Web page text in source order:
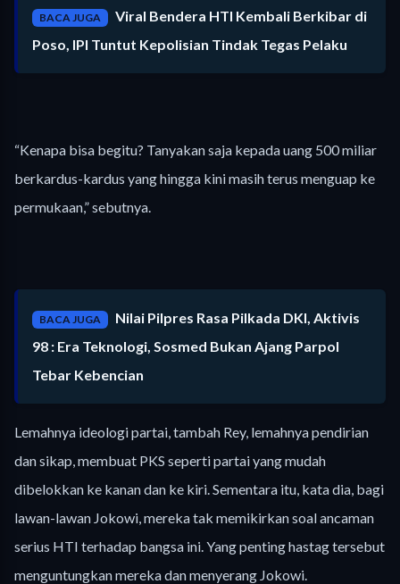
BACA JUGA
Viral Bendera HTI Kembali Berkibar di
Poso, IPI Tuntut Kepolisian Tindak Tegas Pelaku
“Kenapa bisa begitu? Tanyakan saja kepada uang 500 miliar
berkardus-kardus yang hingga kini masih terus menguap ke
permukaan,” sebutnya.
BACA JUGA
Nilai Pilpres Rasa Pilkada DKI, Aktivis
98 : Era Teknologi, Sosmed Bukan Ajang Parpol
Tebar Kebencian
Lemahnya ideologi partai, tambah Rey, lemahnya pendirian
dan sikap, membuat PKS seperti partai yang mudah
dibelokkan ke kanan dan ke kiri. Sementara itu, kata dia, bagi
lawan-lawan Jokowi, mereka tak memikirkan soal ancaman
serius HTI terhadap bangsa ini. Yang penting hastag tersebut
menguntungkan mereka dan menyerang Jokowi.